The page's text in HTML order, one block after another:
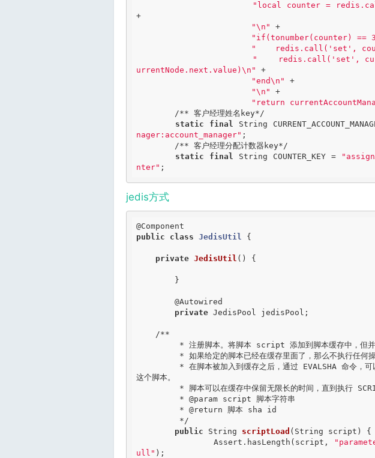
"local counter =
+
"\n" +
"if(tonumber(counter) ==
"    redis.call('set',
"    redis.call('set',
urrentNode.next.value)\n" +
"end\n" +
"\n" +
"return
/** 客户经理姓名key*/
static
final String
nager:account_manager" ;
/** 客户经理分配计数器key*/
static
final String COUNTER_KEY =
nter" ;
jedis方式
@Component
public
class JedisUtil {
private JedisUtil () {
@Autowired
private JedisPool jedisPool;
/**
这个脚本。
	 *
@param script 脚本字符串
	 *
@return 脚本 sha id
	 */
public String scriptLoad (String script) {
		Assert.hasLength(script,
ull" );